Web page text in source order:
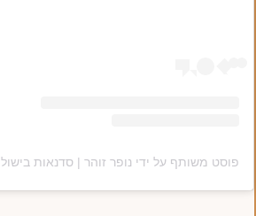
פוסט משותף על ידי ‏‎נופר זוהר | סדנאות בישול אסיאתיות‎‏ (@‏‎nofar_zohar‎‏)